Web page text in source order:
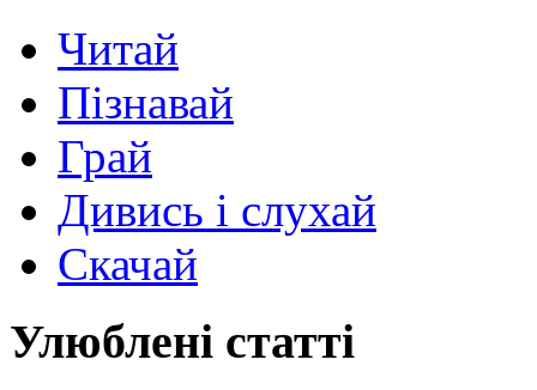
Читай
Пізнавай
Грай
Дивись і слухай
Скачай
Улюблені статті